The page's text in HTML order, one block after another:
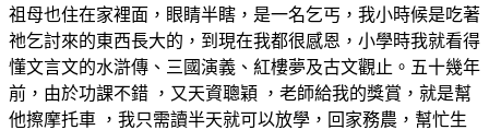
祖母也住在家裡面，眼睛半瞎，是一名乞丐，我小時候是吃著
祂乞討來的東西長大的，到現在我都很感恩，小學時我就看得
懂文言文的水滸傳、三國演義、紅樓夢及古文觀止。五十幾年
前，由於功課不錯 ，又天資聰穎 ，老師給我的獎賞，就是幫
他擦摩托車 ，我只需讀半天就可以放學，回家務農，幫忙生